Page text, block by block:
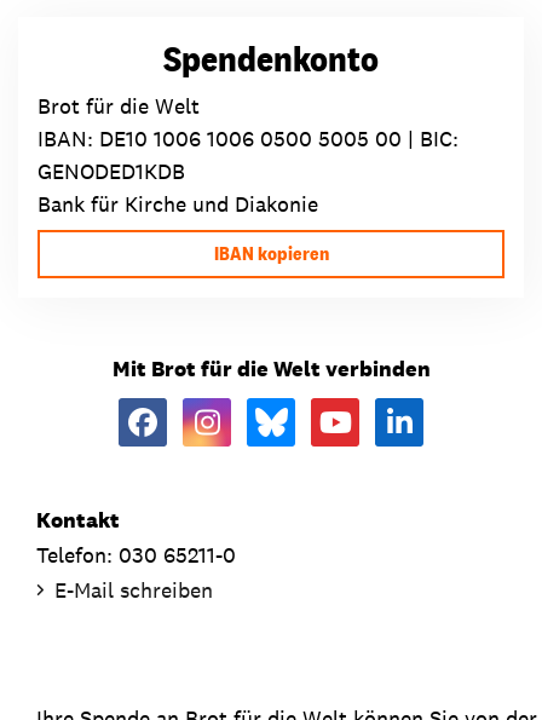
Spendenkonto
Brot für die Welt
IBAN: DE10 1006 1006 0500 5005 00 | BIC:
GENODED1KDB
Bank für Kirche und Diakonie
IBAN kopieren
Mit Brot für die Welt verbinden
Kontakt
Telefon: 030 65211-0
E-Mail schreiben